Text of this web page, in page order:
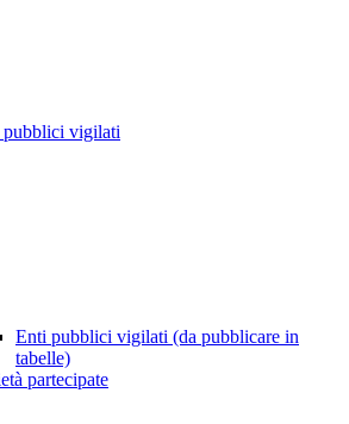
vigilati
Enti pubblici vigilati (da pubblicare in
tabelle)
partecipate